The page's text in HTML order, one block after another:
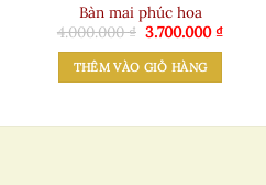
₫.
Bàn mai phúc hoa
4.000.000₫ Giá
gốc
là:
4.000.000 ₫.
3.700.000₫Giá
THÊM VÀO GIỎ HÀNG